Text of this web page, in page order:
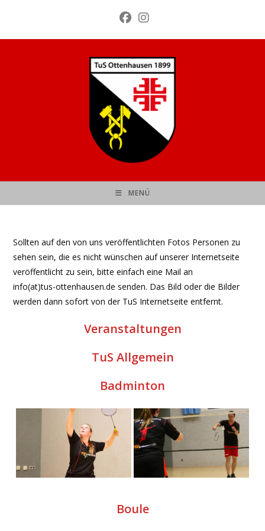
springen
MENÜ
Sollten auf den von uns veröffentlichten Fotos Personen zu
sehen sein, die es nicht wünschen auf unserer Internetseite
veröffentlicht zu sein, bitte einfach eine Mail an
info(at)tus-ottenhausen.de senden. Das Bild oder die Bilder
werden dann sofort von der TuS Internetseite entfernt.
Veranstaltungen
TuS Allgemein
Badminton
Boule